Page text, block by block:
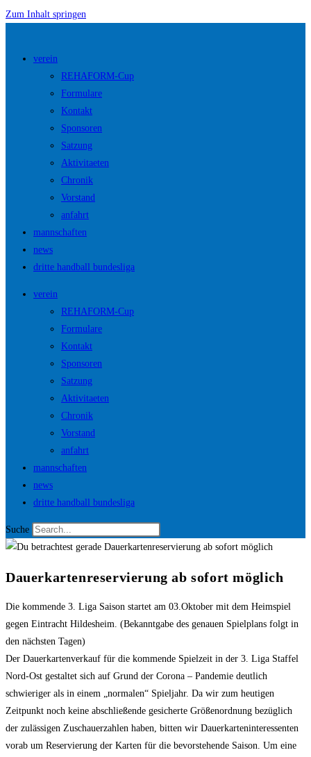
Zum Inhalt springen
verein
REHAFORM-Cup
Formulare
Kontakt
Sponsoren
Satzung
Aktivitaeten
Chronik
Vorstand
anfahrt
mannschaften
news
dritte handball bundesliga
verein
REHAFORM-Cup
Formulare
Kontakt
Sponsoren
Satzung
Aktivitaeten
Chronik
Vorstand
anfahrt
mannschaften
news
dritte handball bundesliga
Suche
Dauerkartenreservierung ab sofort möglich
Die kommende 3. Liga Saison startet am 03.Oktober mit dem Heimspiel
gegen Eintracht Hildesheim. (Bekanntgabe des genauen Spielplans folgt in
den nächsten Tagen)
Der Dauerkartenverkauf für die kommende Spielzeit in der 3. Liga Staffel
Nord-Ost gestaltet sich auf Grund der Corona – Pandemie deutlich
schwieriger als in einem „normalen“ Spieljahr. Da wir zum heutigen
Zeitpunkt noch keine abschließende gesicherte Größenordnung bezüglich
der zulässigen Zuschauerzahlen haben, bitten wir Dauerkarteninteressenten
vorab um Reservierung der Karten für die bevorstehende Saison. Um eine